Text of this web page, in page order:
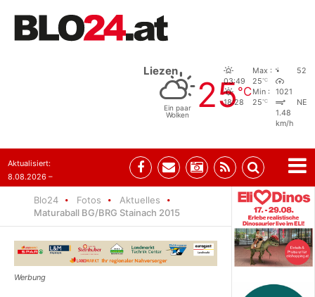
Liezen
Ein paar
Wolken
25°C
03:49
18:28
Max :
25°C
Min :
25°C
52
1021
NE
1.48
km/h
Aktualisiert:
8.08.2026 –
Blo24 Fotos
Aktuelles
Maturaball BG/BRG Stainach 2015